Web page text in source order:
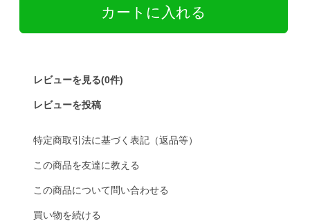
レビューを見る(0件)
レビューを投稿
特定商取引法に基づく表記（返品等）
この商品を友達に教える
この商品について問い合わせる
買い物を続ける